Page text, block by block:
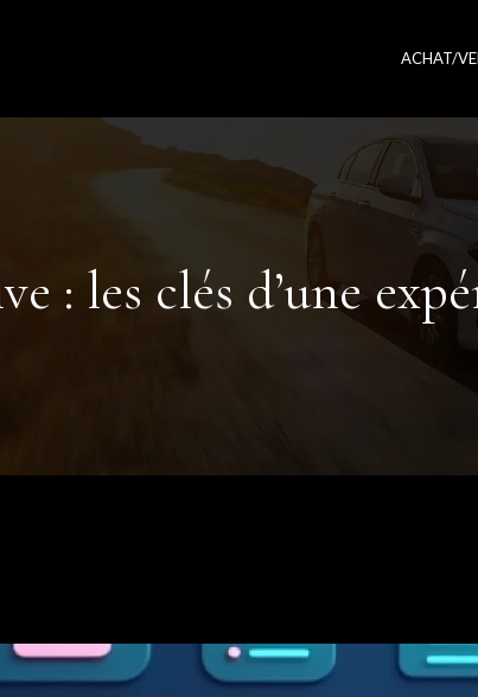
ACHAT/
: les clés d’une